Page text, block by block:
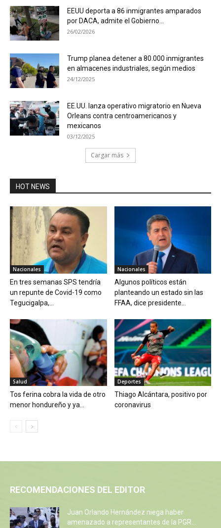
EEUU deporta a 86 inmigrantes amparados
por DACA, admite el Gobierno...
26/02/2026
Trump planea detener a 80.000 inmigrantes
en almacenes industriales, según medios
24/12/2025
EE.UU. lanza operativo migratorio en Nueva
Orleans contra centroamericanos y
mexicanos
03/12/2025
Cargar más
HOT NEWS
Nacionales
En tres semanas SPS tendría
un repunte de Covid-19 como
Tegucigalpa,...
Nacionales
Algunos políticos están
planteando un estado sin las
FFAA, dice presidente...
Salud
Tos ferina cobra la vida de otro
menor hondureño y ya...
Deportes
Thiago Alcántara, positivo por
coronavirus
RECOMENDACIONES DEL EDITOR
Juan Orlando Hernández niega haber
amenazado a representantes de la PGR...